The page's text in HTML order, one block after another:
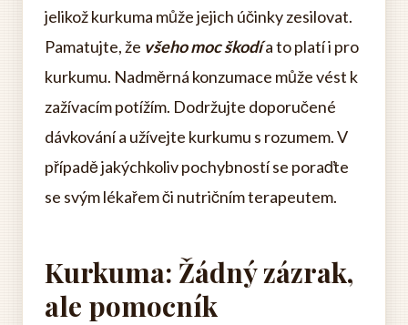
jelikož kurkuma může jejich účinky zesilovat.
Pamatujte, že všeho moc škodía to platí i pro
kurkumu. Nadměrná konzumace může vést k
zažívacím potížím. Dodržujte doporučené
dávkování a užívejte kurkumu s rozumem. V
případě jakýchkoliv pochybností se poraďte
se svým lékařem či nutričním terapeutem.
Kurkuma: Žádný zázrak,
ale pomocník